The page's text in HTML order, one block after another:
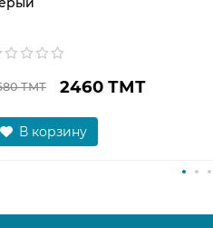
ТМТ 2460 ТМТ
В корзину